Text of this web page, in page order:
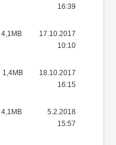
16:39
4,1MB
17.10.2017
10:10
1,4MB
18.10.2017
16:15
4,1MB
5.2.2018
15:57